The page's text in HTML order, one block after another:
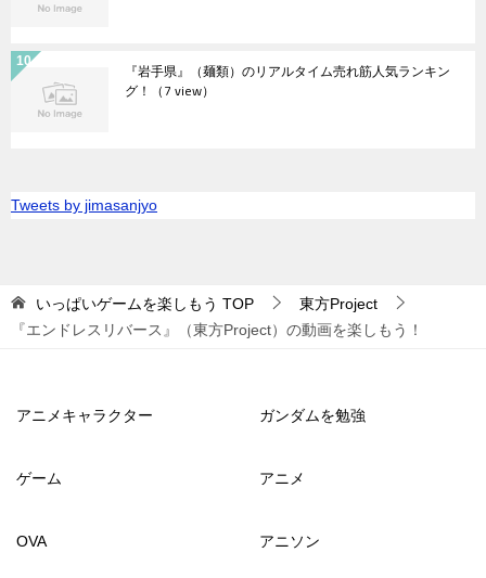
『岩手県』（麺類）のリアルタイム売れ筋人気ランキン
グ！ （7 view）
Tweets by jimasanjyo
いっぱいゲームを楽しもう TOP
東方Project
『エンドレスリバース』（東方Project）の動画を楽しもう！
アニメキャラクター ガンダムを勉強
ゲーム アニメ
OVA アニソン